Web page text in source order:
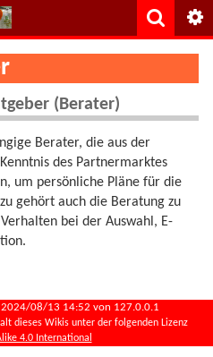
(Berater)
Berater, die aus der
des Partnermarktes
um persönliche Pläne für die
gehört auch die Beratung zu
bei der Auswahl, E-
2024/08/13 14:52 von 127.0.0.1
dieses Wikis unter der folgenden Lizenz
4.0 International